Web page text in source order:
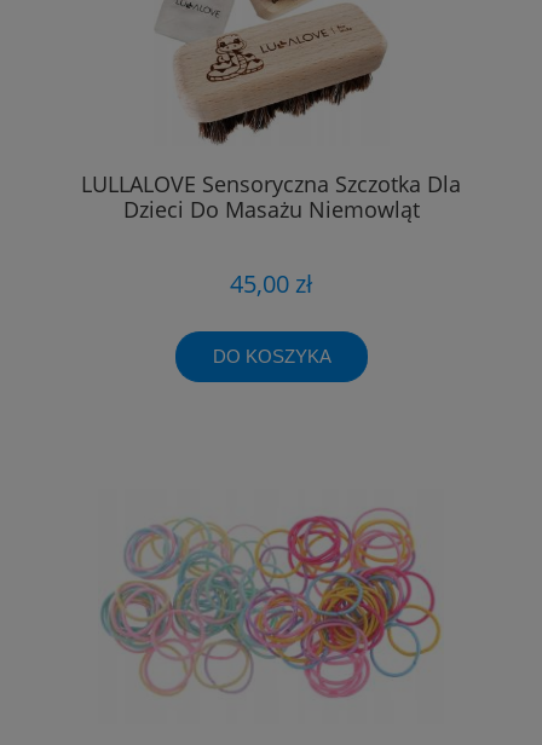
LULLALOVE Sensoryczna Szczotka Dla
Dzieci Do Masażu Niemowląt
45,00 zł
DO KOSZYKA